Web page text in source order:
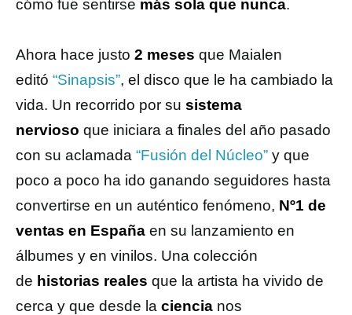
cómo fue sentirse más sola que nunca.
Ahora hace justo 2 meses que Maialen
editó “Sinapsis”, el disco que le ha cambiado la
vida. Un recorrido por su sistema
nervioso que iniciara a finales del año pasado
con su aclamada “Fusión del Núcleo” y que
poco a poco ha ido ganando seguidores hasta
convertirse en un auténtico fenómeno, Nº1 de
ventas en España en su lanzamiento en
álbumes y en vinilos. Una colección
de historias reales que la artista ha vivido de
cerca y que desde la ciencia nos